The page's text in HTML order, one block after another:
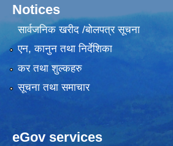
Notices
सार्वजनिक खरीद /बोलपत्र सूचना
एन, कानुन तथा निर्देशिका
कर तथा शुल्कहरु
सूचना तथा समाचार
eGov services